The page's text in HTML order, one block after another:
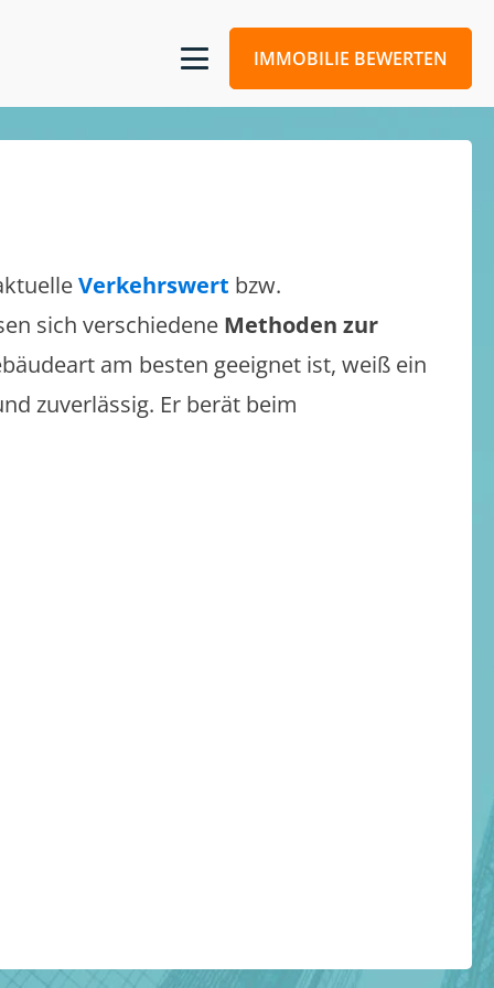
IMMOBILIE BEWERTEN
Verkehrswert bzw.
sich verschiedene Methoden zur
am besten geeignet ist, weiß ein
zuverlässig. Er berät beim